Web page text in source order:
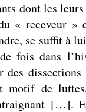
dont les
« receveur »
se suffit à
fois dans
motif de
[…].